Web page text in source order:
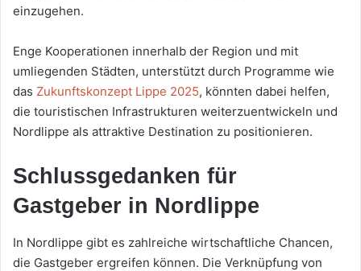
einzugehen.
Enge Kooperationen innerhalb der Region und mit
umliegenden Städten, unterstützt durch Programme wie
das Zukunftskonzept Lippe 2025, könnten dabei helfen,
die touristischen Infrastrukturen weiterzuentwickeln und
Nordlippe als attraktive Destination zu positionieren.
Schlussgedanken für
Gastgeber in Nordlippe
In Nordlippe gibt es zahlreiche wirtschaftliche Chancen,
die Gastgeber ergreifen können. Die Verknüpfung von